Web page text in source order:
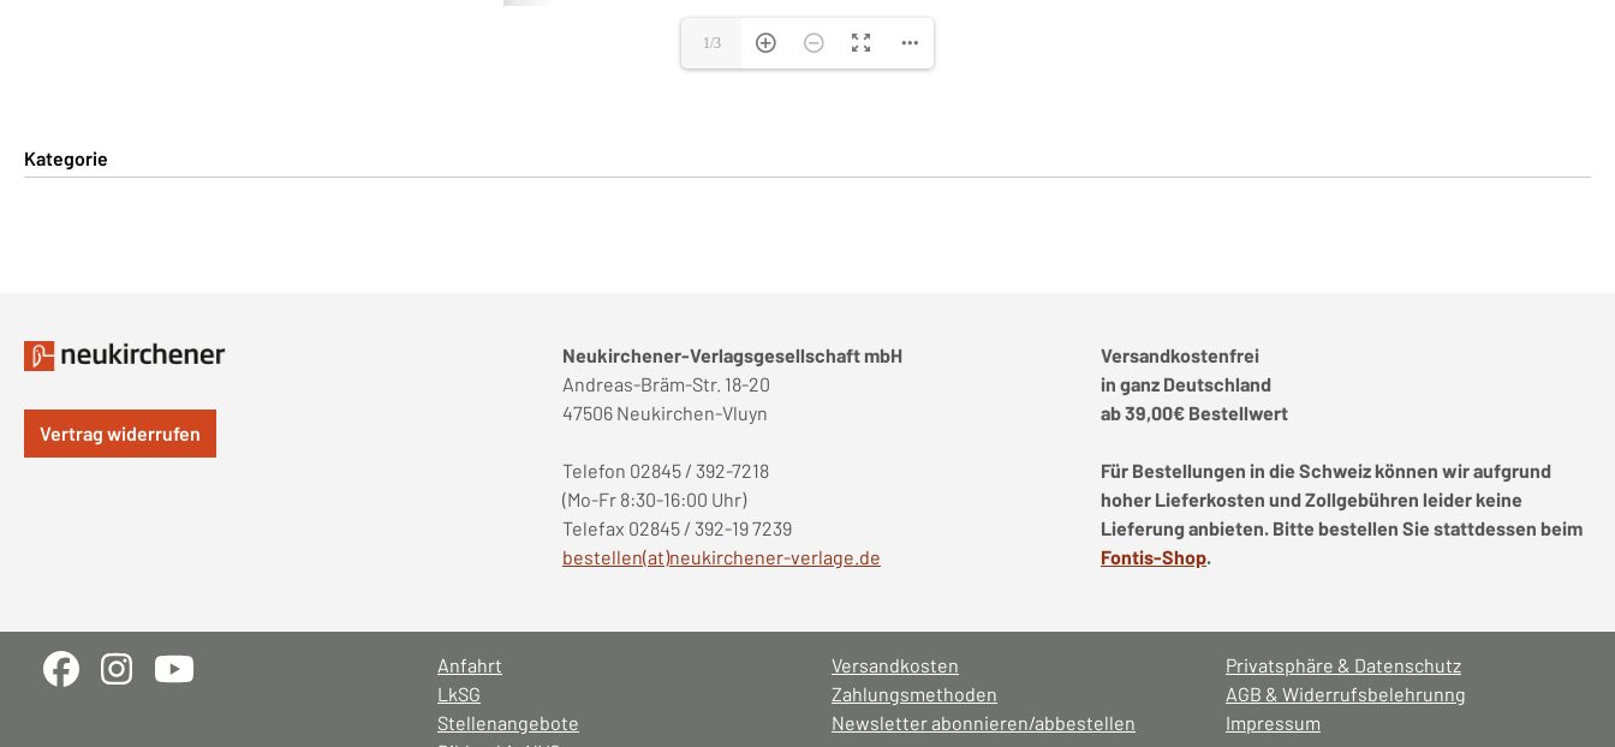
Kategorie
Vertrag widerrufen
Neukirchener-Verlagsgesellschaft mbH
Andreas-Bräm-Str. 18-20
47506 Neukirchen-Vluyn
Telefon 02845 / 392-7218
(Mo-Fr 8:30-16:00 Uhr)
Telefax 02845 / 392-19 7239
bestellen(at)neukirchener-verlage.de
Versandkostenfrei
in ganz Deutschland
ab 39,00€ Bestellwert
Für Bestellungen in die Schweiz können wir aufgrund
hoher Lieferkosten und Zollgebühren leider keine
Lieferung anbieten. Bitte bestellen Sie stattdessen beim
Fontis-Shop.
Anfahrt
LkSG
Stellenangebote
Versandkosten
Zahlungsmethoden
Newsletter abonnieren/abbestellen
Privatsphäre & Datenschutz
AGB & Widerrufsbelehrunng
Impressum